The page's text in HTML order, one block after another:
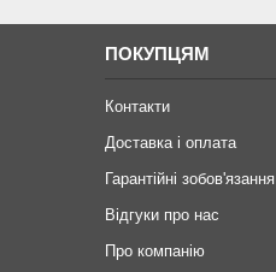
ПОКУПЦЯМ
Контакти
Доставка і оплата
Гарантійні зобов'язання
Відгуки про нас
Про компанію